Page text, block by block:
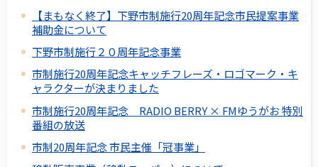
【まもなく終了】下野市制施行20周年記念市民提案事業
補助金について
下野市制施行２０周年記念事業
市制施行20周年記念キャッチフレーズ・ロゴマーク・キ
ャラクターが決まりました
市制施行20周年記念 RADIO BERRY × FMゆうがお 特別
番組の放送
市制20周年記念 市民主催「冠事業」